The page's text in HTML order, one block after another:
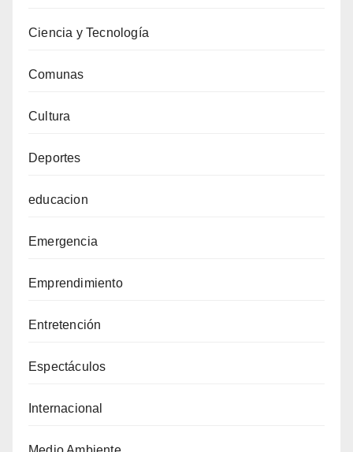
Ciencia y Tecnología
Comunas
Cultura
Deportes
educacion
Emergencia
Emprendimiento
Entretención
Espectáculos
Internacional